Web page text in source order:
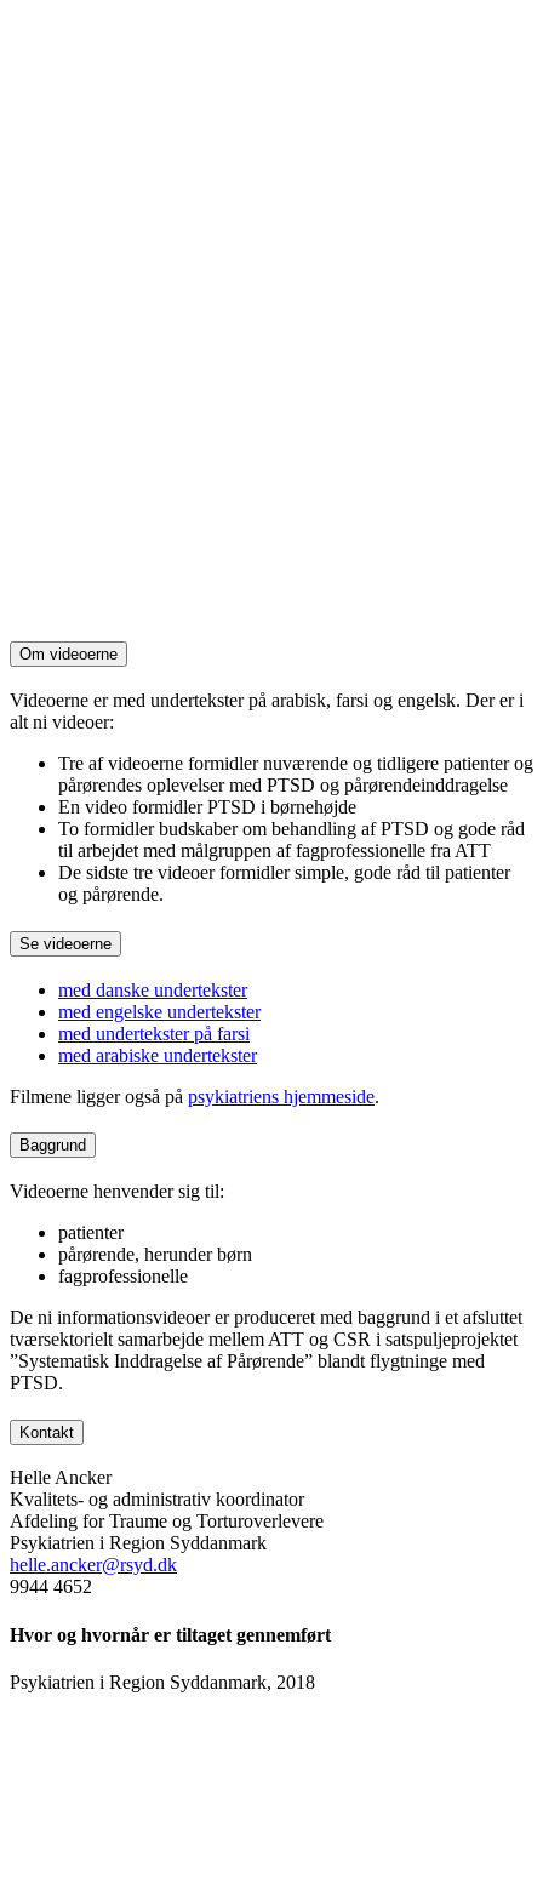
Om videoerne
Videoerne er med undertekster på arabisk, farsi og engelsk. Der er i
alt ni videoer:
Tre af videoerne formidler nuværende og tidligere patienter og
pårørendes oplevelser med PTSD og pårørendeinddragelse
En video formidler PTSD i børnehøjde
To formidler budskaber om behandling af PTSD og gode råd
til arbejdet med målgruppen af fagprofessionelle fra ATT
De sidste tre videoer formidler simple, gode råd til patienter
og pårørende.
Se videoerne
med danske undertekster
med engelske undertekster
med undertekster på farsi
med arabiske undertekster
Filmene ligger også på psykiatriens hjemmeside.
Baggrund
Videoerne henvender sig til:
patienter
pårørende, herunder børn
fagprofessionelle
De ni informationsvideoer er produceret med baggrund i et afsluttet
tværsektorielt samarbejde mellem ATT og CSR i satspuljeprojektet
”Systematisk Inddragelse af Pårørende” blandt flygtninge med
PTSD.
Kontakt
Helle Ancker
Kvalitets- og administrativ koordinator
Afdeling for Traume og Torturoverlevere
Psykiatrien i Region Syddanmark
helle.ancker@rsyd.dk
9944 4652
Hvor og hvornår er tiltaget gennemført
Psykiatrien i Region Syddanmark, 2018